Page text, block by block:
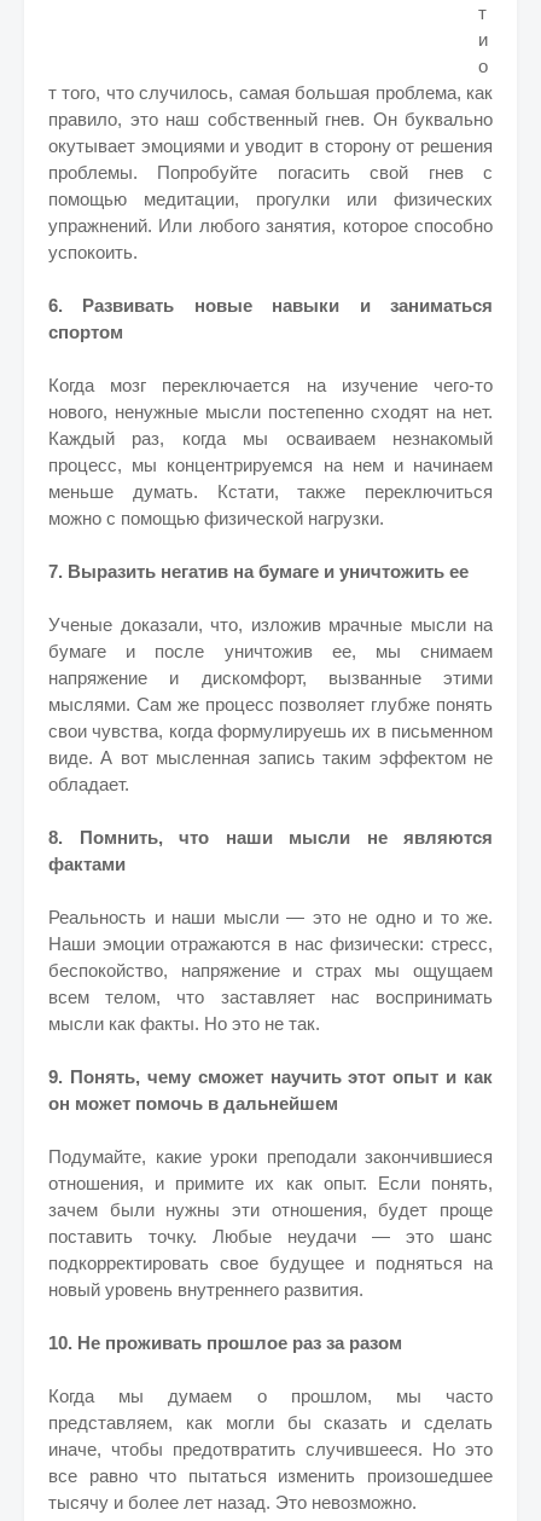
т
и
о
т того, что случилось, самая большая проблема, как
правило, это наш собственный гнев. Он буквально
окутывает эмоциями и уводит в сторону от решения
проблемы. Попробуйте погасить свой гнев с
помощью медитации, прогулки или физических
упражнений. Или любого занятия, которое способно
успокоить.
6. Развивать новые навыки и заниматься
спортом
Когда мозг переключается на изучение чего-то
нового, ненужные мысли постепенно сходят на нет.
Каждый раз, когда мы осваиваем незнакомый
процесс, мы концентрируемся на нем и начинаем
меньше думать. Кстати, также переключиться
можно с помощью физической нагрузки.
7. Выразить негатив на бумаге и уничтожить ее
Ученые доказали, что, изложив мрачные мысли на
бумаге и после уничтожив ее, мы снимаем
напряжение и дискомфорт, вызванные этими
мыслями. Сам же процесс позволяет глубже понять
свои чувства, когда формулируешь их в письменном
виде. А вот мысленная запись таким эффектом не
обладает.
8. Помнить, что наши мысли не являются
фактами
Реальность и наши мысли — это не одно и то же.
Наши эмоции отражаются в нас физически: стресс,
беспокойство, напряжение и страх мы ощущаем
всем телом, что заставляет нас воспринимать
мысли как факты. Но это не так.
9. Понять, чему сможет научить этот опыт и как
он может помочь в дальнейшем
Подумайте, какие уроки преподали закончившиеся
отношения, и примите их как опыт. Если понять,
зачем были нужны эти отношения, будет проще
поставить точку. Любые неудачи — это шанс
подкорректировать свое будущее и подняться на
новый уровень внутреннего развития.
10. Не проживать прошлое раз за разом
Когда мы думаем о прошлом, мы часто
представляем, как могли бы сказать и сделать
иначе, чтобы предотвратить случившееся. Но это
все равно что пытаться изменить произошедшее
тысячу и более лет назад. Это невозможно.